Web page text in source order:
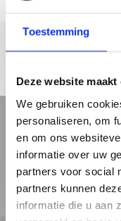
Toestemming
Deze website
We gebruiken
personaliseren, om
en om ons
informatie over uw
partners voor social
partners kunnen
informatie die u aan